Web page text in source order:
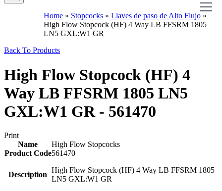
Home » Stopcocks » Llaves de paso de Alto Flujo »
High Flow Stopcock (HF) 4 Way LB FFSRM 1805
LN5 GXL:W1 GR
Back To Products
High Flow Stopcock (HF) 4
Way LB FFSRM 1805 LN5
GXL:W1 GR - 561470
Print
Name
High Flow Stopcocks
Product Code561470
Description
High Flow Stopcock (HF) 4 Way LB FFSRM 1805
LN5 GXL:W1 GR